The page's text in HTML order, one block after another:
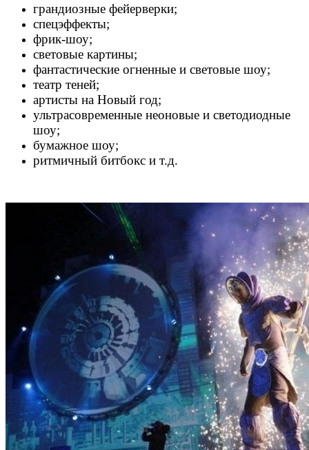
грандиозные фейерверки;
спецэффекты;
фрик-шоу;
световые картины;
фантастические огненные и световые шоу;
театр теней;
артисты на Новый год;
ультрасовременные неоновые и светодиодные
шоу;
бумажное шоу;
ритмичный битбокс и т.д.